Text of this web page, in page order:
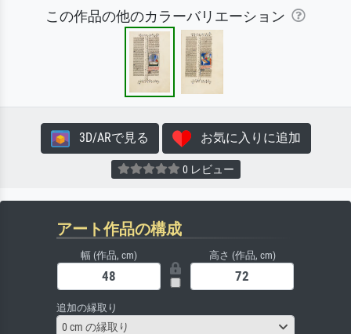
この作品の他のカラーバリエーション
3D/ARで見る お気に入りに追加
0 レビュー
アート作品の構成
幅 (作品, cm) 高さ (作品, cm)
追加の縁取り
0 cm の縁取り